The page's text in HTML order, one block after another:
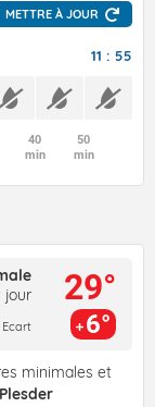
METTRE À JOUR
11 : 55
40
min
50
min
jour
Ecart
29°
6°
minimales et
Plesder